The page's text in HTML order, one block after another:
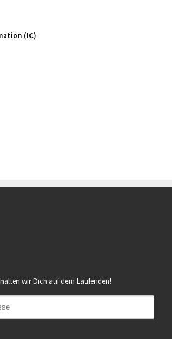
(IC)
wir Dich auf dem Laufenden!